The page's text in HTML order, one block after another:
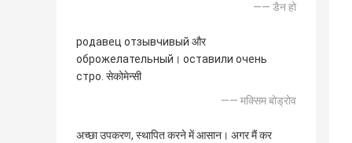
—— डैन हो
родавец отзывчивый और
оброжелательный। оставили очень
стро. सेकोमेन्सी
—— मक्सिम बोड्रोव
अच्छा उपकरण, स्थापित करने में आसान। अगर मैं कर